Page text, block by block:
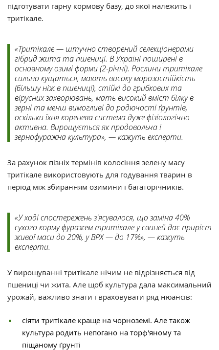
підготувати гарну кормову базу, до якої належить і
тритікале.
«Тритікале — штучно створений селекціонерами
гібрид жита та пшениці. В Україні поширені в
основному озимі форми (2-річні). Рослини тритікале
сильно кущаться, мають високу морозостійкість
(більшу ніж в пшениці), стійкі до грибкових та
вірусних захворювань, мать високий вміст білку в
зерні та менш вимогливі до родючості ґрунтів,
оскільки їхня коренева система дуже фізіологічно
активна. Вирощується як продовольча і
зернофуражна культура», — кажуть експерти.
За рахунок пізніх термінів колосіння зелену масу
тритікале використовують для годування тварин в
період між збиранням озимини і багаторічників.
«У ході спостережень з'ясувалося, що заміна 40%
сухого корму фуражем тритікале у свиней дає приріст
живої маси до 20%, у ВРХ — до 17%», — кажуть
експерти.
У вирощуванні тритікале нічим не відрізняється від
пшениці чи жита. Але щоб культура дала максимальний
урожай, важливо знати і враховувати ряд нюансів:
сіяти тритікале краще на чорноземі. Але також
культура родить непогано на торф'яному та
піщаному ґрунті